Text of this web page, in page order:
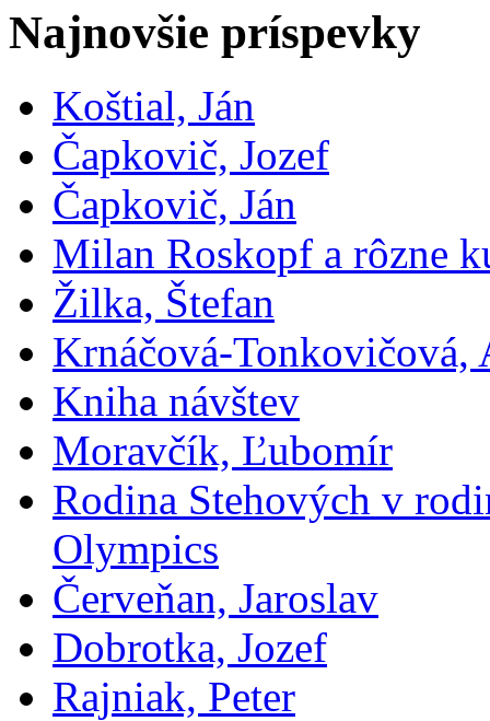
Najnovšie príspevky
Koštial, Ján
Čapkovič, Jozef
Čapkovič, Ján
Milan Roskopf a rôzne
Žilka, Štefan
Krnáčová-Tonkovičová,
Kniha návštev
Moravčík, Ľubomír
Rodina Stehových v
Olympics
Červeňan, Jaroslav
Dobrotka, Jozef
Rajniak, Peter